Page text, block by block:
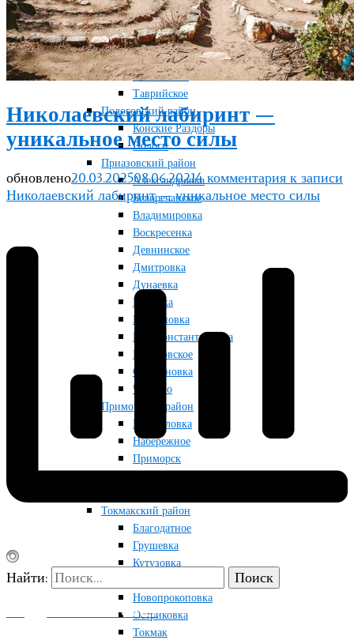
Терноватое
Терсянка
Ореховский район
Желтая Круча
Любимовка
Таврийское
Пологовский район
Конские Раздоры
Пологи
Приазовский район
Александровка
Белоречанское
Владимировка
Воскресенка
Девнинское
Дмитровка
Дунаевка
Маковка
Марьяновка
Новоконстантиновка
Приазовское
Строгановка
Чкалово
Приморский район
Мануйловка
Набережное
Приморск
Токмакский район
Благодатное
Грушевка
Кутузовка
Новопрокоповка
Остриковка
Токмак
Николаевский лабиринт —
уникальное место силы
обновлено20.03.202508.06.20214 комментария к записи
Николаевский лабиринт — уникальное место силы
Найти:
ПОДДЕРЖАТЬ ПРОЕКТ